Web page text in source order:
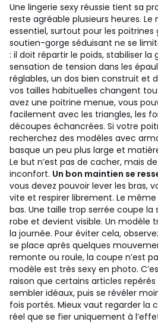
Une lingerie sexy réussie tient sa
reste agréable plusieurs heures.
essentiel, surtout pour les poitrines
soutien-gorge séduisant ne se
: il doit répartir le poids, stabiliser la
sensation de tension dans les
réglables, un dos bien construit et
vos tailles habituelles changent
avez une poitrine menue, vous
facilement avec les triangles, les
découpes échancrées. Si votre
recherchez des modèles avec
basque un peu plus large et
Le but n’est pas de cacher, mais
inconfort. Un bon maintien se
vous devez pouvoir lever les bras,
vite et respirer librement. Le
bas. Une taille trop serrée coupe la
robe et devient visible. Un modèle
la journée. Pour éviter cela,
se place après quelques
remonte ou roule, la coupe n’est
modèle est très sexy en photo.
raison que certains articles
sembler idéaux, puis se révéler
fois portés. Mieux vaut regarder la
réel que se fier uniquement à